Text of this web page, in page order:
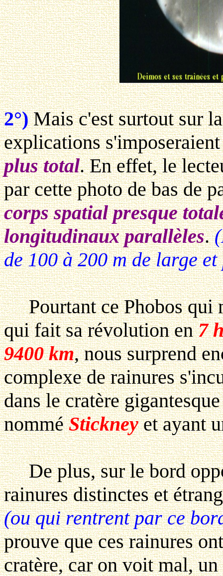
2°)Mais c'est surtout sur
explications
plus total. En effet, le
par cette photo de bas de
corps spatial presque
longitudinaux parallèles.
de 100 à 200 m de large
Pourtant ce Phobos qui
qui fait sa révolution en7
9400 km, nous surprend
complexe de rainures
dans le cratère
nomméStickneyet ayant
De plus, sur le bord
rainures distinctes et
(ou qui rentrent par ce
prouve que ces rainures
cratère, car on voit mal,